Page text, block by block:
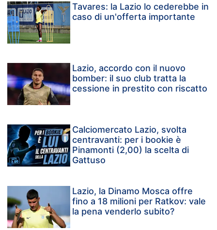
Tavares: la Lazio lo cederebbe in
caso di un'offerta importante
Lazio, accordo con il nuovo
bomber: il suo club tratta la
cessione in prestito con riscatto
Calciomercato Lazio, svolta
centravanti: per i bookie è
Pinamonti (2,00) la scelta di
Gattuso
Lazio, la Dinamo Mosca offre
fino a 18 milioni per Ratkov: vale
la pena venderlo subito?